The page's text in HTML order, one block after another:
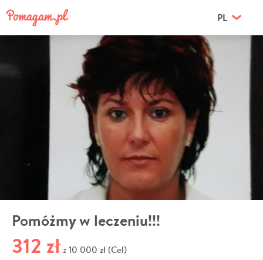
PL
Pomóżmy w leczeniu!!!
312 zł z 10 000 zł (Cel)